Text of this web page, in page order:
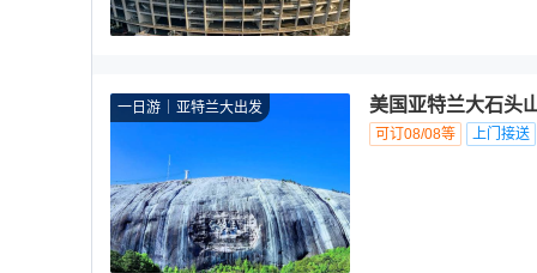
一日游 亚特兰大出发 美国亚特兰大石头
可订08/08等 上门接送